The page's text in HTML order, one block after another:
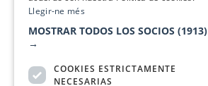
Llegir-ne més
MOSTRAR TODOS LOS SOCIOS (1913)
→
COOKIES ESTRICTAMENTE
NECESARIAS